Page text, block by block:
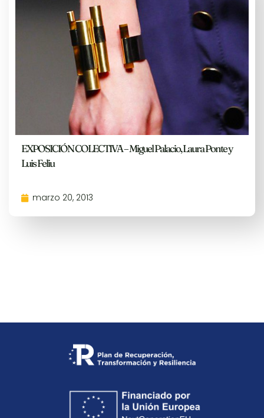
EXPOSICIÓN COLECTIVA – Miguel Palacio, Laura Ponte y
Luis Feliu
marzo 20, 2013